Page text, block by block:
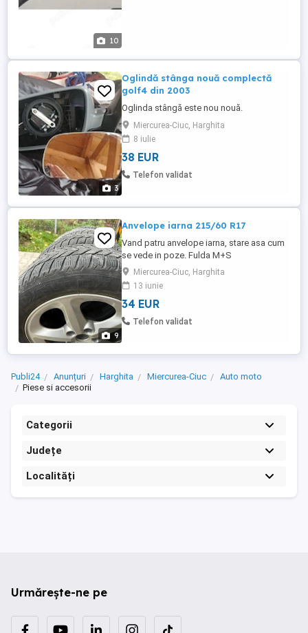
10
3
Oglindă stânga nouă complectă
golf4 din 2003
Oglinda stângă este nou nouă.
Miercurea-Ciuc, Harghita
8 iulie
38 EUR
Telefon validat
9
Anvelope iarna 215/60 R17
Vand patru anvelope iarna, stare asa cum
se vede in poze. Fulda M+S
Miercurea-Ciuc, Harghita
13 iunie
34 EUR
Telefon validat
Publi24 Anunțuri Harghita Miercurea-Ciuc
Auto moto
Piese si accesorii
Categorii
Județe
Localități
Urmărește-ne pe